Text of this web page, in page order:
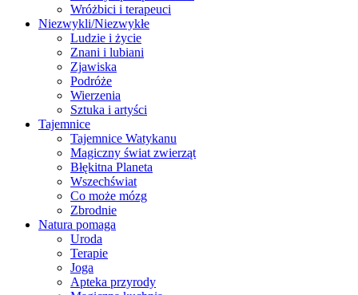
Wróżbici i terapeuci
Niezwykli/Niezwykłe
Ludzie i życie
Znani i lubiani
Zjawiska
Podróże
Wierzenia
Sztuka i artyści
Tajemnice
Tajemnice Watykanu
Magiczny świat zwierząt
Błękitna Planeta
Wszechświat
Co może mózg
Zbrodnie
Natura pomaga
Uroda
Terapie
Joga
Apteka przyrody